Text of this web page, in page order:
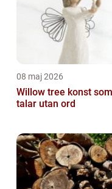
08 maj 2026
Willow tree konst som
talar utan ord